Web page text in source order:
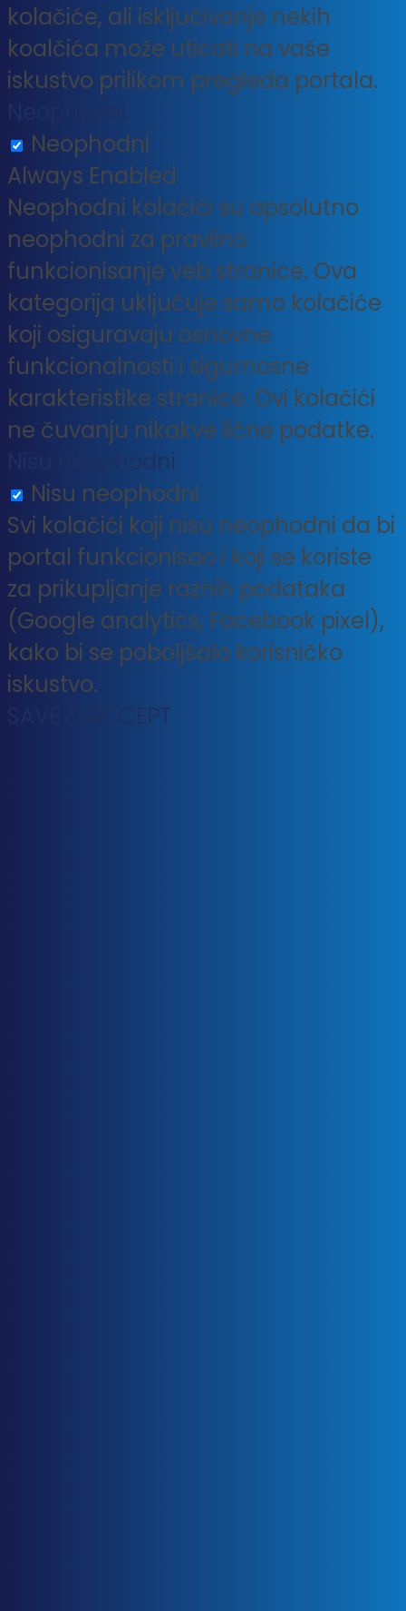
kolačiće, ali isključivanje nekih
koalčića može uticati na vaše
iskustvo prilikom pregleda portala.
Neophodni
Always Enabled
Neophodni kolačići su apsolutno
neophodni za pravilno
funkcionisanje veb stranice. Ova
kategorija uključuje samo kolačiće
koji osiguravaju osnovne
funkcionalnosti i sigurnosne
karakteristike stranice. Ovi kolačići
ne čuvanju nikakve lične podatke.
Nisu neophodni
Nisu neophodni
Svi kolačići koji nisu neophodni da bi
portal funkcionisao i koji se koriste
za prikupljanje raznih podataka
(Google analytics, Facebook pixel),
kako bi se poboljšalo korisničko
iskustvo.
SAVE & ACCEPT